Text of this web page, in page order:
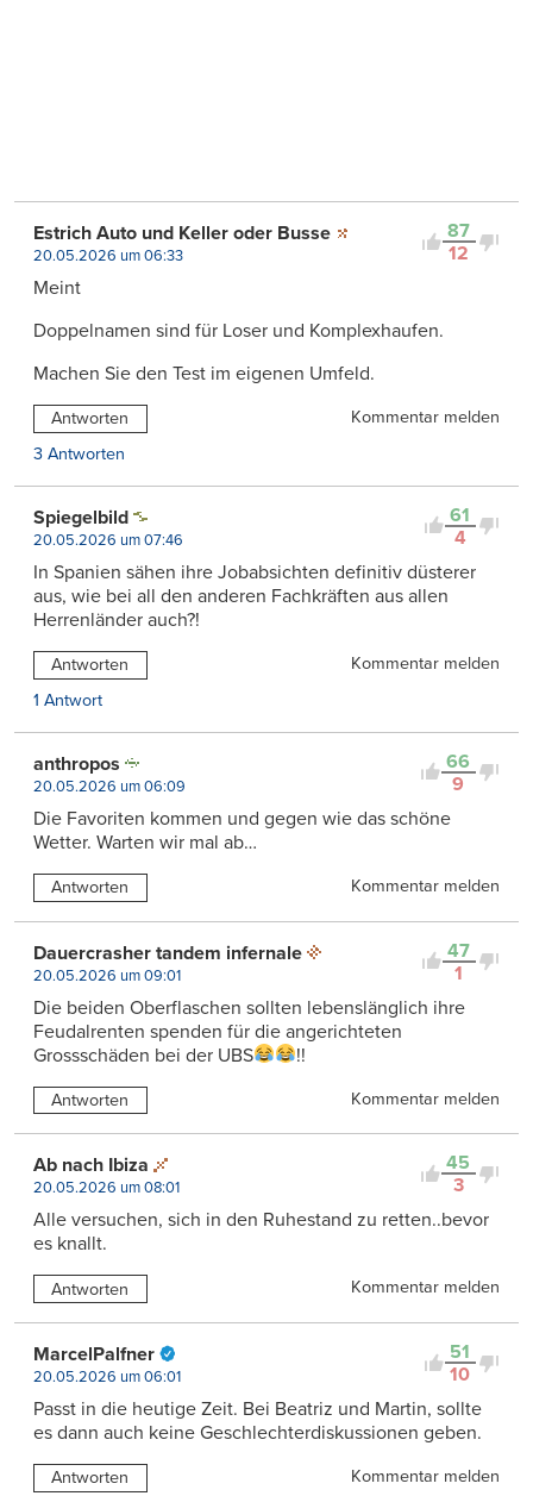
87
12
Estrich Auto und Keller oder Busse
20.05.2026 um 06:33
Meint
Doppelnamen sind für Loser und Komplexhaufen.
Machen Sie den Test im eigenen Umfeld.
Antworten
Kommentar melden
3 Antworten
61
4
Spiegelbild
20.05.2026 um 07:46
In Spanien sähen ihre Jobabsichten definitiv düsterer
aus, wie bei all den anderen Fachkräften aus allen
Herrenländer auch?!
Antworten
Kommentar melden
1 Antwort
66
9
anthropos
20.05.2026 um 06:09
Die Favoriten kommen und gegen wie das schöne
Wetter. Warten wir mal ab…
Antworten Kommentar melden
47
1
Dauercrasher tandem infernale
20.05.2026 um 09:01
Die beiden Oberflaschen sollten lebenslänglich ihre
Feudalrenten spenden für die angerichteten
Grossschäden bei der UBS
!!
Antworten Kommentar melden
45
3
Ab nach Ibiza
20.05.2026 um 08:01
Alle versuchen, sich in den Ruhestand zu retten..bevor
es knallt.
Antworten Kommentar melden
51
10
MarcelPalfner
20.05.2026 um 06:01
Passt in die heutige Zeit. Bei Beatriz und Martin, sollte
es dann auch keine Geschlechterdiskussionen geben.
Antworten Kommentar melden